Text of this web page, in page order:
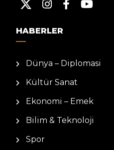
HABERLER
Dünya – Diplomasi
Kültür Sanat
Ekonomi – Emek
Bilim & Teknoloji
Spor